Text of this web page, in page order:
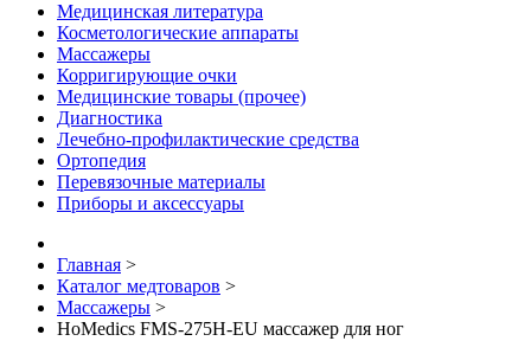
Медицинская литература
Косметологические аппараты
Массажеры
Корригирующие очки
Медицинские товары (прочее)
Диагностика
Лечебно-профилактические средства
Ортопедия
Перевязочные материалы
Приборы и аксессуары
Главная >
Каталог медтоваров >
Массажеры >
HoMedics FMS-275H-EU массажер для ног